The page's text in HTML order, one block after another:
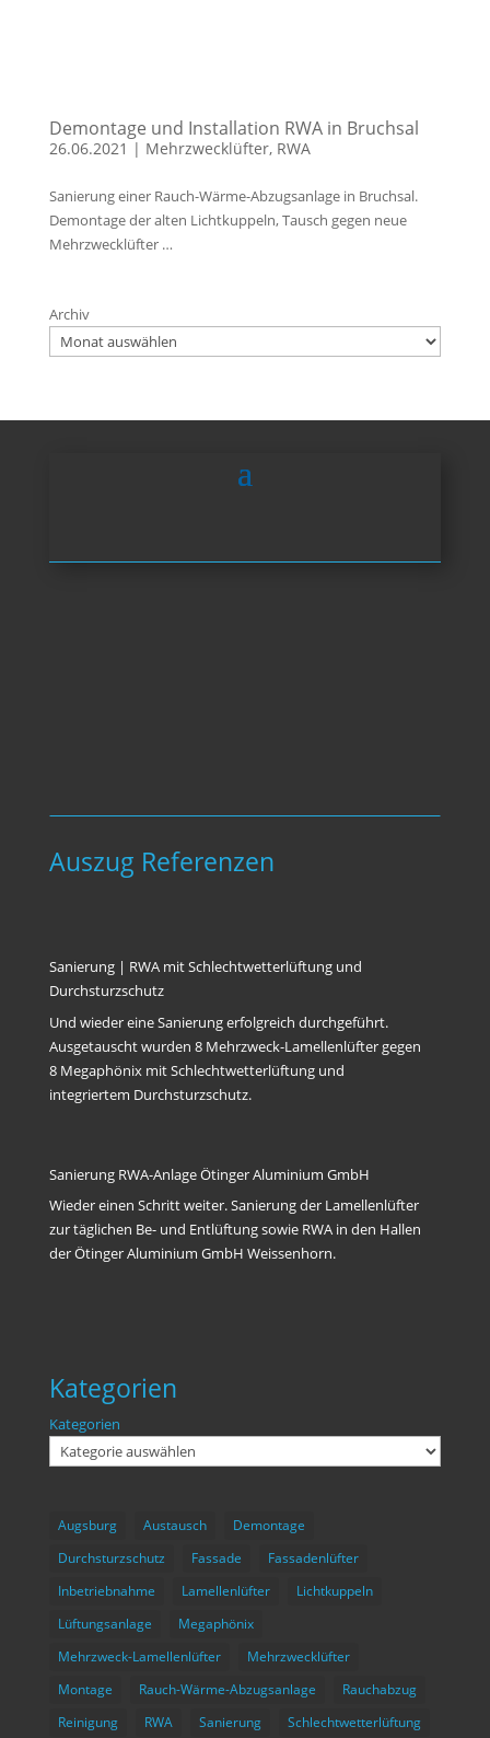
Demontage und Installation RWA in Bruchsal
26.06.2021 | Mehrzwecklüfter, RWA
Sanierung einer Rauch-Wärme-Abzugsanlage in Bruchsal.
Demontage der alten Lichtkuppeln, Tausch gegen neue
Mehrzwecklüfter …
Archiv
Auszug Referenzen
Sanierung | RWA mit Schlechtwetterlüftung und
Durchsturzschutz
Und wieder eine Sanierung erfolgreich durchgeführt.
Ausgetauscht wurden 8 Mehrzweck-Lamellenlüfter gegen
8 Megaphönix mit Schlechtwetterlüftung und
integriertem Durchsturzschutz.
Sanierung RWA-Anlage Ötinger Aluminium GmbH
Wieder einen Schritt weiter. Sanierung der Lamellenlüfter
zur täglichen Be- und Entlüftung sowie RWA in den Hallen
der Ötinger Aluminium GmbH Weissenhorn.
Kategorien
Kategorien
Augsburg Austausch
Demontage
Durchsturzschutz
Fassade
Fassadenlüfter
Inbetriebnahme
Lamellenlüfter
Lichtkuppeln
Lüftungsanlage
Megaphönix
Mehrzweck-Lamellenlüfter
Mehrzwecklüfter
Montage
Rauch-Wärme-Abzugsanlage
Rauchabzug
Reinigung
RWA Sanierung Schlechtwetterlüftung